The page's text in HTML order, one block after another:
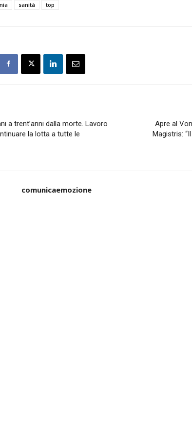
sanità top
a trent’anni dalla morte. Lavoro
la lotta a tutte le
Apre al
Magistris:
comunicaemozione